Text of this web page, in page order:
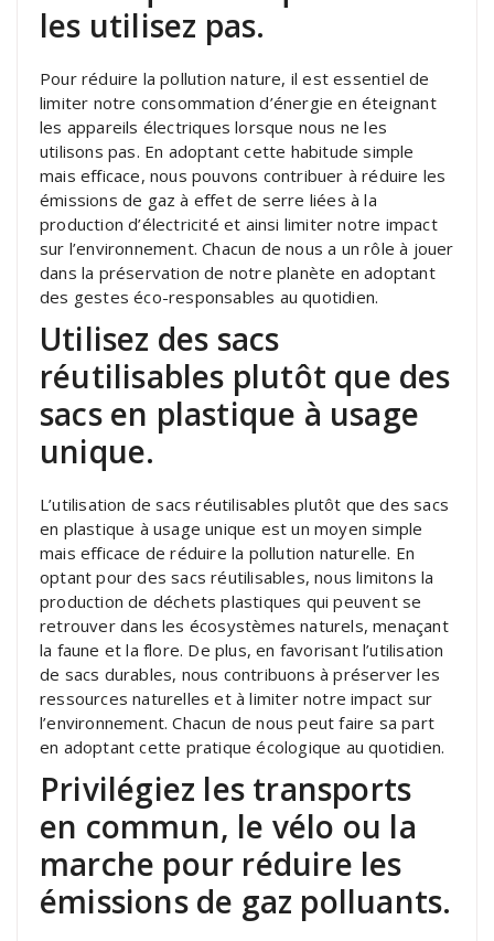
les utilisez pas.
Pour réduire la pollution nature, il est essentiel de
limiter notre consommation d’énergie en éteignant
les appareils électriques lorsque nous ne les
utilisons pas. En adoptant cette habitude simple
mais efficace, nous pouvons contribuer à réduire les
émissions de gaz à effet de serre liées à la
production d’électricité et ainsi limiter notre impact
sur l’environnement. Chacun de nous a un rôle à jouer
dans la préservation de notre planète en adoptant
des gestes éco-responsables au quotidien.
Utilisez des sacs
réutilisables plutôt que des
sacs en plastique à usage
unique.
L’utilisation de sacs réutilisables plutôt que des sacs
en plastique à usage unique est un moyen simple
mais efficace de réduire la pollution naturelle. En
optant pour des sacs réutilisables, nous limitons la
production de déchets plastiques qui peuvent se
retrouver dans les écosystèmes naturels, menaçant
la faune et la flore. De plus, en favorisant l’utilisation
de sacs durables, nous contribuons à préserver les
ressources naturelles et à limiter notre impact sur
l’environnement. Chacun de nous peut faire sa part
en adoptant cette pratique écologique au quotidien.
Privilégiez les transports
en commun, le vélo ou la
marche pour réduire les
émissions de gaz polluants.